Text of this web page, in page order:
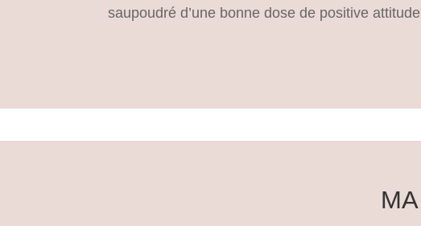
saupoudré d’une bonne dose de positive